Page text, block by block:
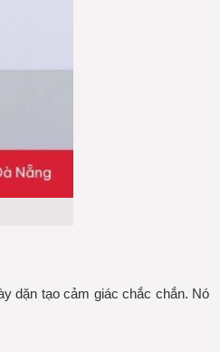
dặn tạo cảm giác chắc chắn. Nó